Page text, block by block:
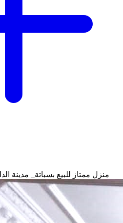
منزل ممتاز للبيع بسباتة_ مدينة